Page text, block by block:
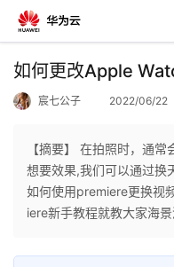
返
个
人
我
如何更改Apple
宸七公子 2022/06/22
【摘要】 在拍照时，通
想要效果,我们可以通过换
如何使用premiere更换视
iere新手教程就教大家海景